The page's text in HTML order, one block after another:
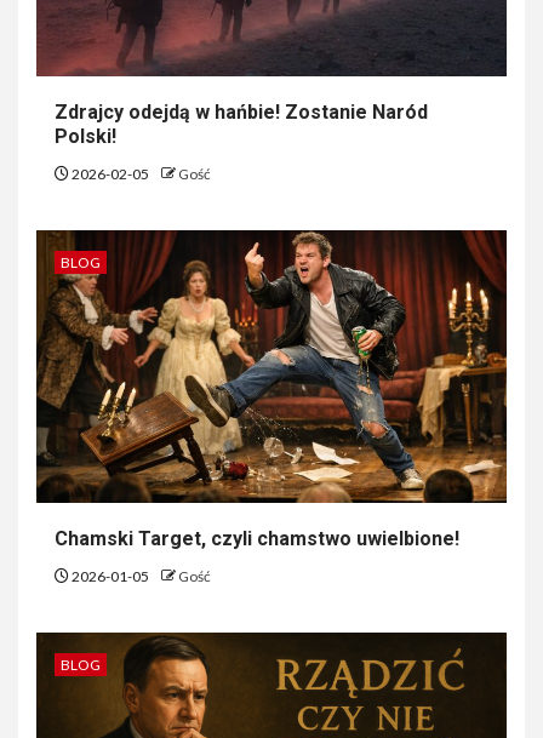
Zdrajcy odejdą w hańbie! Zostanie Naród
Polski!
2026-02-05 Gość
BLOG
Chamski Target, czyli chamstwo uwielbione!
2026-01-05 Gość
BLOG